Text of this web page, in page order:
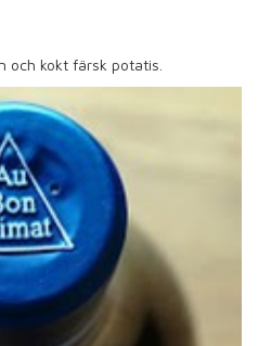
och kokt färsk potatis.